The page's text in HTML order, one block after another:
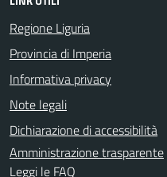
Regione Liguria
Provincia di Imperia
Informativa privacy
Note legali
Dichiarazione di accessibilità
Amministrazione trasparente
Leggi le FAQ